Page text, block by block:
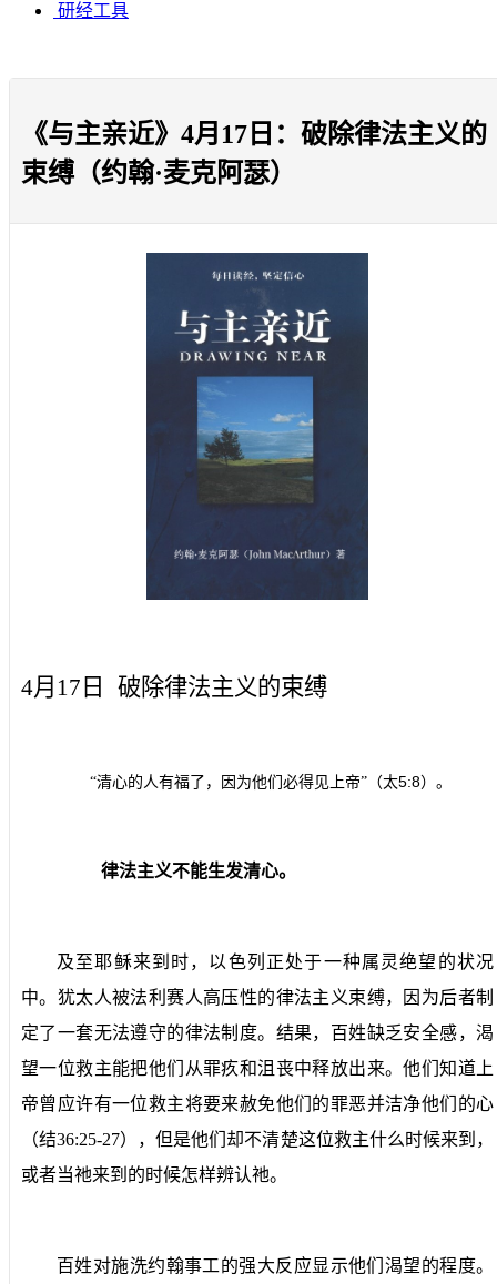
研经工具
《与主亲近》4月17日：破除律法主义的
束缚（约翰·麦克阿瑟）
4月17日 破除律法主义的束缚
“清心的人有福了，因为他们必得见上帝”（太5:8）。
律法主义不能生发清心。
及至耶稣来到时，以色列正处于一种属灵绝望的状况
中。犹太人被法利赛人高压性的律法主义束缚，因为后者制
定了一套无法遵守的律法制度。结果，百姓缺乏安全感，渴
望一位救主能把他们从罪疚和沮丧中释放出来。他们知道上
帝曾应许有一位救主将要来赦免他们的罪恶并洁净他们的心
（结36:25-27），但是他们却不清楚这位救主什么时候来到，
或者当祂来到的时候怎样辨认祂。
百姓对施洗约翰事工的强大反应显示他们渴望的程度。